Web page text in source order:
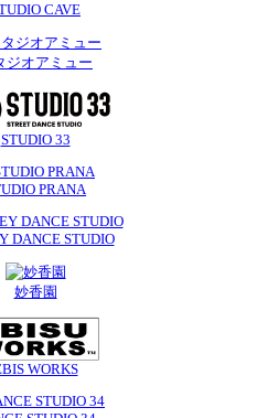
CAVE
ジオアミュー
STUDIO 33
PRANA
DANCE STUDIO
妙香園
WORKS